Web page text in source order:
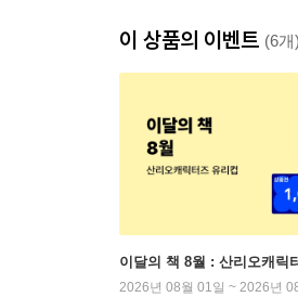
이 상품의 이벤트 (6개)
이달의 책 8월 : 산리오캐릭
2026년 08월 01일 ~ 2026년